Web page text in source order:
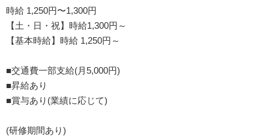
時給 1,250円〜1,300円
【土・日・祝】時給1,300円～
【基本時給】時給 1,250円～
■交通費一部支給(月5,000円)
■昇給あり
■賞与あり(業績に応じて)
(研修期間あり)